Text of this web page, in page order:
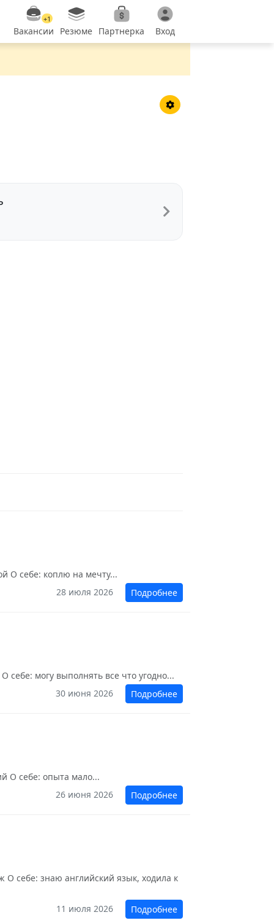
+1
Вакансии Резюме Партнерка Вход
О себе: коплю на мечту...
28 июля 2026
Подробнее
себе: могу выполнять все что угодно...
30 июня 2026
Подробнее
О себе: опыта мало...
26 июня 2026
Подробнее
О себе: знаю английский язык, ходила к
11 июля 2026 Подробнее